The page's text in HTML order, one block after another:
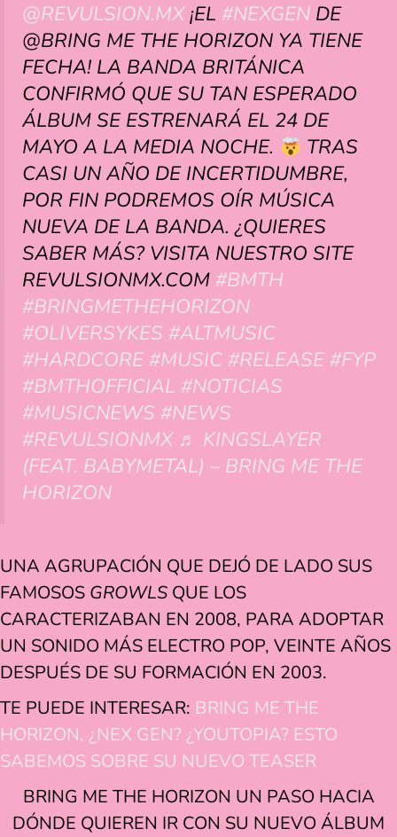
@REVULSION.MX¡EL #NEXGEN DE
@BRING ME THE HORIZON YA TIENE
FECHA! LA BANDA BRITÁNICA
CONFIRMÓ QUE SU TAN ESPERADO
ÁLBUM SE ESTRENARÁ EL 24 DE
MAYO A LA MEDIA NOCHE.
TRAS
CASI UN AÑO DE INCERTIDUMBRE,
POR FIN PODREMOS OÍR MÚSICA
NUEVA DE LA BANDA. ¿QUIERES
SABER MÁS? VISITA NUESTRO SITE
REVULSIONMX.COM #BMTH
#BRINGMETHEHORIZON
#OLIVERSYKES #ALTMUSIC
#HARDCORE #MUSIC #RELEASE #FYP
#BMTHOFFICIAL #NOTICIAS
#MUSICNEWS #NEWS
#REVULSIONMX ♬ KINGSLAYER
(FEAT. BABYMETAL) – BRING ME THE
HORIZON
UNA AGRUPACIÓN QUE DEJÓ DE LADO SUS
FAMOSOS GROWLS QUE LOS
CARACTERIZABAN EN 2008, PARA ADOPTAR
UN SONIDO MÁS ELECTRO POP, VEINTE AÑOS
DESPUÉS DE SU FORMACIÓN EN 2003.
TE PUEDE INTERESAR: BRING ME THE
HORIZON, ¿NEX GEN? ¿YOUTOPIA? ESTO
SABEMOS SOBRE SU NUEVO TEASER
BRING ME THE HORIZON UN PASO HACIA
DÓNDE QUIEREN IR CON SU NUEVO ÁLBUM